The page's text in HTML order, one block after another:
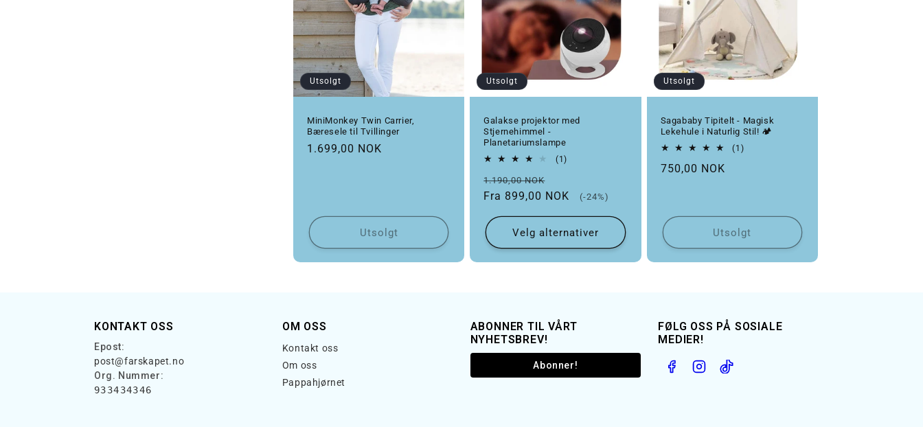
Utsolgt
MiniMonkey Twin Carrier,
Bæresele til Tvillinger
Vanlig pris
1.699,00 NOK
Utsolgt
Utsolgt
Galakse projektor med
Stjernehimmel -
Planetariumslampe
(1)
Vanlig pris
1.190,00 NOK
Fra 899,00 NOK
(-24%)
Velg alternativer
Utsolgt
Sagababy Tipitelt - Magisk
Lekehule i Naturlig Stil! 🏕️
(1)1 totale omtaler
Vanlig pris
750,00 NOK
Utsolgt
KONTAKT OSS
Epost:
post@farskapet.no
Org. Nummer:
933434346
OM OSS
Kontakt oss
Om oss
Pappahjørnet
ABONNER TIL VÅRT
NYHETSBREV!
Abonner!
FØLG OSS PÅ SOSIALE
MEDIER!